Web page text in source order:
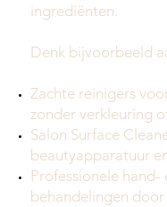
ingrediënten.
Denk bijvoorbeeld
Zachte reinigers
zonder verkleuring
Salon Surface
beautyapparatuur
Professionele
behandelingen door